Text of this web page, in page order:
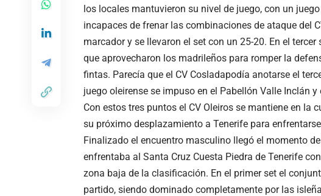
los locales mantuvieron su nivel de juego, con un
incapaces de frenar las combinaciones de ataque del
marcador y se llevaron el set con un 25-20. En el
que aprovecharon los madrileños para romper la
fintas. Parecía que el CV Cosladapodía anotarse el
juego oleirense se impuso en el Pabellón Valle Inclán
Con estos tres puntos el CV Oleiros se mantiene en
su próximo desplazamiento a Tenerife para
Finalizado el encuentro masculino llegó el momento
enfrentaba al Santa Cruz Cuesta Piedra de Tenerife
zona baja de la clasificación. En el primer set el
partido, siendo dominado completamente por las